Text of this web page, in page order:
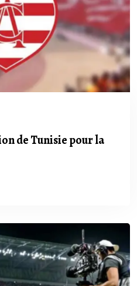
de Tunisie pour la